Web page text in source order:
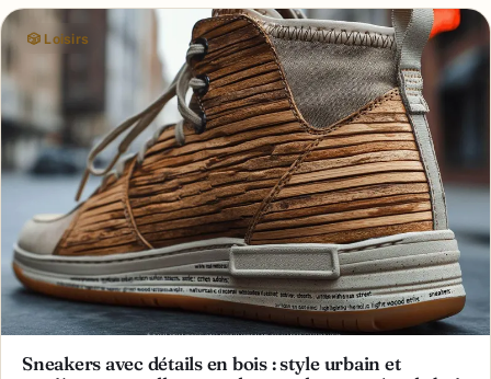
🎲 Loisirs
Sneakers avec détails en bois : style urbain et